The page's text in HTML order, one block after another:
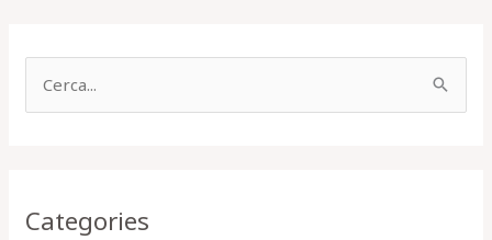
a
Categories